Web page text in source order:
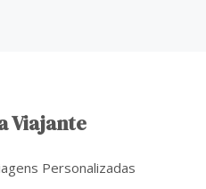
Viajante
Personalizadas